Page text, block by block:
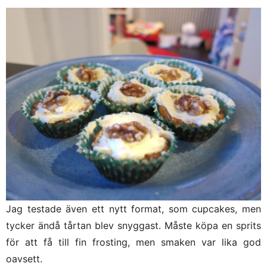
Jag testade även ett nytt format, som cupcakes, men
tycker ändå tårtan blev snyggast. Måste köpa en sprits
för att få till fin frosting, men smaken var lika god
oavsett.